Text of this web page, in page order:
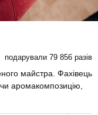
подарували 79 856 разів
майстра. Фахівець
аромакомпозицію,